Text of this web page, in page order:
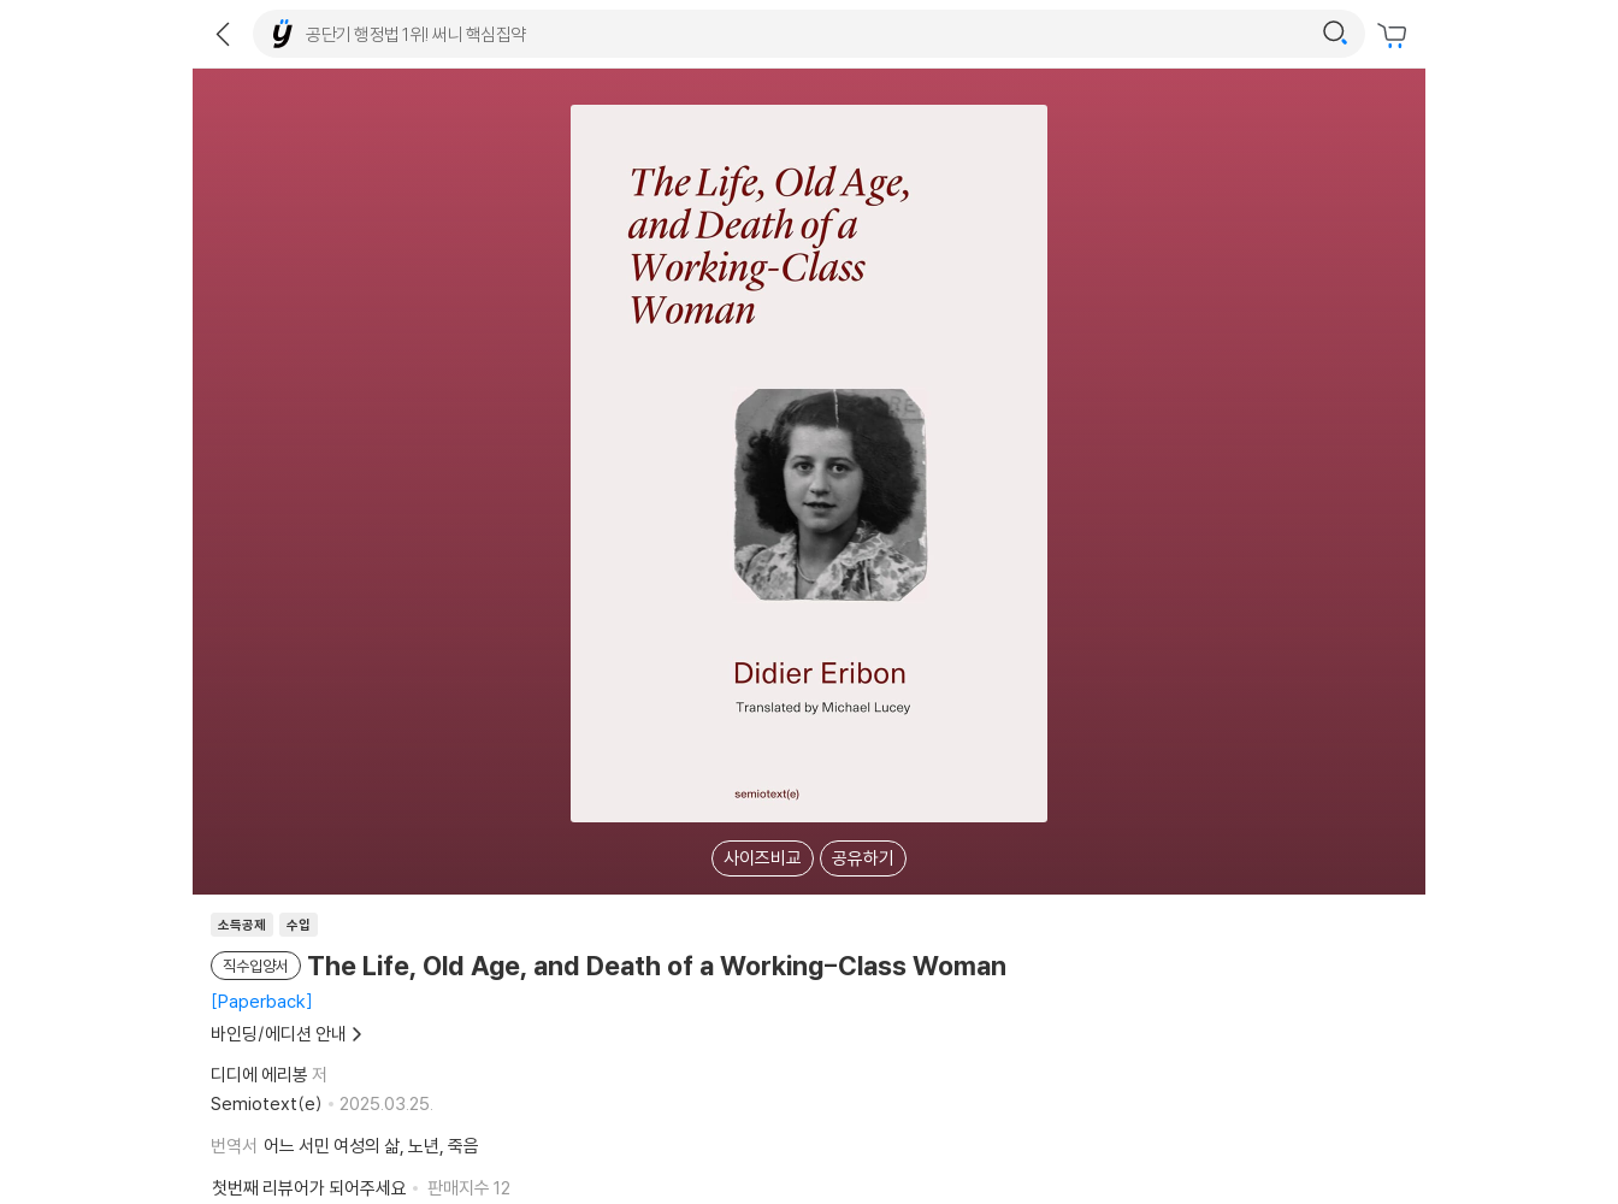
사이즈비교 공유하기
소득공제 수입
직수입양서 The Life, Old Age, and Death of a Working-Class Woman
Paperback
바인딩/에디션 안내
디디에 에리봉 저
Semiotext(e)
2025.03.25.
번역서 어느 서민 여성의 삶, 노년, 죽음
첫번째 리뷰어가 되어주세요
판매지수 12